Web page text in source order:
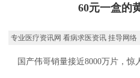
60元一盒的
专业医疗资讯网 看病求医资讯 挂导网
国产伟哥销量接近8000万片，惊